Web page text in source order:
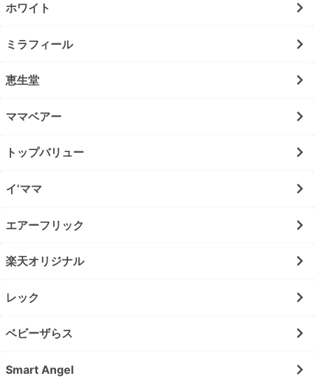
ホワイト
ミラフィール
恵生堂
ママベアー
トップバリュー
イ’ママ
エアーフリック
楽天オリジナル
レック
ベビーザらス
Smart Angel